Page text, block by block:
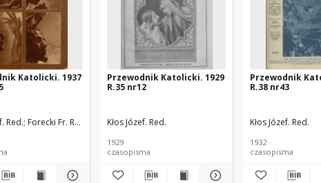
Katolicki. 1937
Red. Forecki Fr. Red.
Przewodnik Katolicki. 1929
R.35 nr12
Kłos Józef. Red.
1929
czasopisma
Przewodnik
R.38 nr43
Kłos Józef. Red.
1932
czasopisma